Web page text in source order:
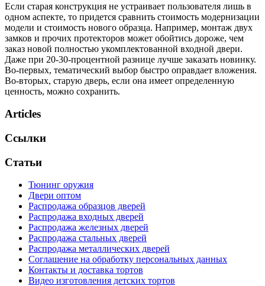
Если старая конструкция не устраивает пользователя лишь в
одном аспекте, то придется сравнить стоимость модернизации
модели и стоимость нового образца. Например, монтаж двух
замков и прочих протекторов может обойтись дороже, чем
заказ новой полностью укомплектованной входной двери.
Даже при 20-30-процентной разнице лучше заказать новинку.
Во-первых, тематический выбор быстро оправдает вложения.
Во-вторых, старую дверь, если она имеет определенную
ценность, можно сохранить.
Articles
Ссылки
Статьи
Тюнинг оружия
Двери оптом
Распродажа образцов дверей
Распродажа входных дверей
Распродажа железных дверей
Распродажа стальных дверей
Распродажа металлических дверей
Соглашение на обработку персональных данных
Контакты и доставка тортов
Видео изготовления детских тортов